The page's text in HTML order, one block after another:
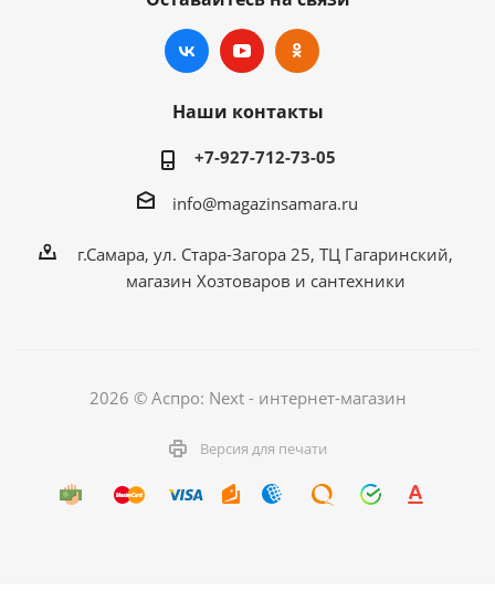
Наши контакты
+7-927-712-73-05
info@magazinsamara.ru
г.Самара, ул. Стара-Загора 25, ТЦ Гагаринский,
магазин Хозтоваров и сантехники
2026 © Аспро: Next - интернет-магазин
Версия для печати